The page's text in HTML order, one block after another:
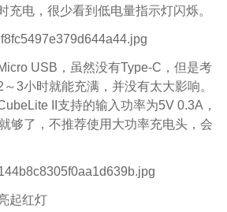
充电，很少看到低电量指示灯闪烁。
USB，虽然没有Type-C，但是考
3小时就能充满，并没有太大影响。
II支持的输入功率为5V 0.3A，
够了，不推荐使用大功率充电头，会
起红灯